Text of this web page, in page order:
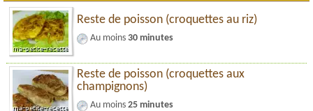
Reste de poisson (croquettes au riz)
Au moins 30 minutes
Reste de poisson (croquettes aux
champignons)
Au moins 25 minutes